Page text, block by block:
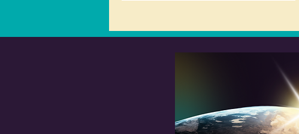
industriali e fast food.